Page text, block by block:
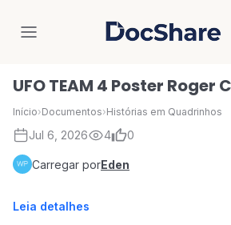
DocShare
UFO TEAM 4 Poster Roger
Início›Documentos›Histórias em Quadrinhos
Jul 6, 2026 4 0
Carregar porEden
Leia detalhes